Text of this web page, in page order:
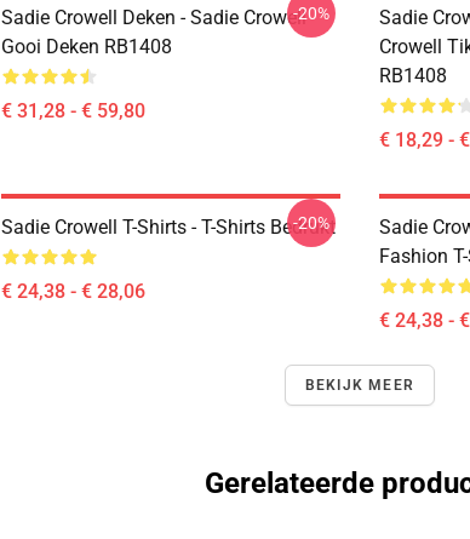
Sadie Crowell Deken - Sadie Crowell
Gooi Deken RB1408
€ 31,28 - € 59,80
-20%
Sadie
Crowell
RB1408
€ 18,29 -
Sadie Crowell T-Shirts - T-Shirts Bedrukt
€ 24,38 - € 28,06
-20%
Sadie
Fashion
€ 24,38 -
BEKIJK MEER
Gerelateerde